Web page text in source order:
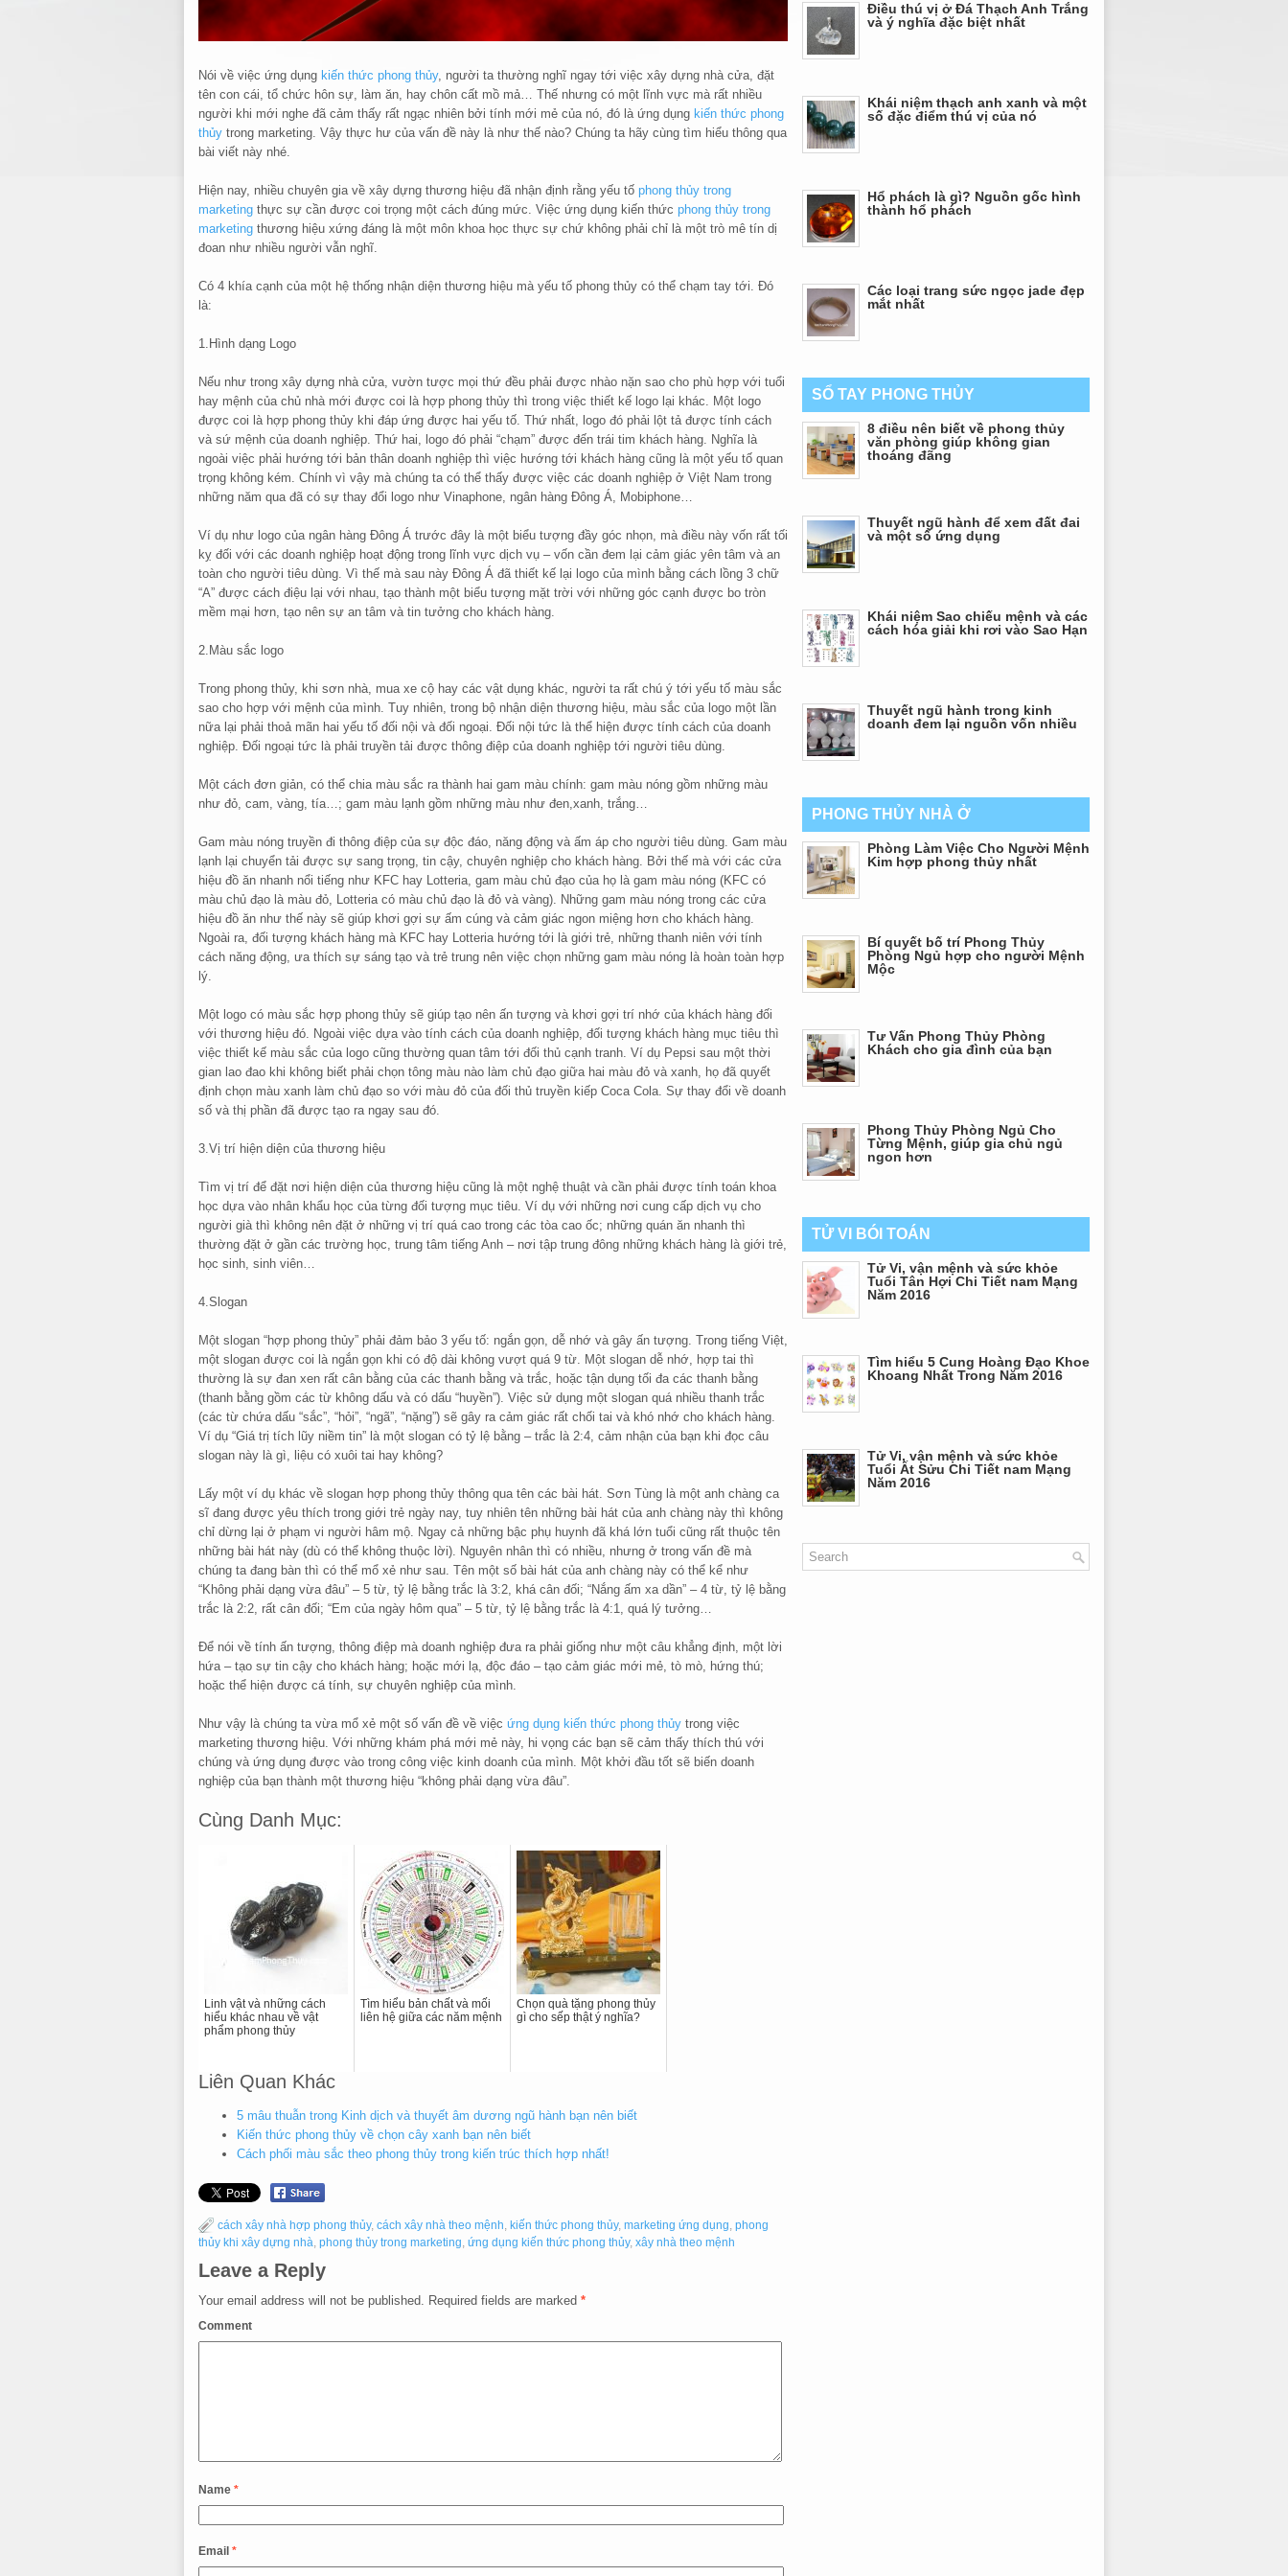
Nói về việc ứng dụng kiến thức phong thủy, người ta thường nghĩ ngay tới việc xây dựng nhà cửa, đặt
tên con cái, tổ chức hôn sự, làm ăn, hay chôn cất mồ mả… Thế nhưng có một lĩnh vực mà rất nhiều
người khi mới nghe đã cảm thấy rất ngạc nhiên bởi tính mới mẻ của nó, đó là ứng dụng kiến thức phong
thủy trong marketing. Vậy thực hư của vấn đề này là như thế nào? Chúng ta hãy cùng tìm hiểu thông qua
bài viết này nhé.
Hiện nay, nhiều chuyên gia về xây dựng thương hiệu đã nhận định rằng yếu tố phong thủy trong
marketing thực sự cần được coi trọng một cách đúng mức. Việc ứng dụng kiến thức phong thủy trong
marketing thương hiệu xứng đáng là một môn khoa học thực sự chứ không phải chỉ là một trò mê tín dị
đoan như nhiều người vẫn nghĩ.
Có 4 khía cạnh của một hệ thống nhận diện thương hiệu mà yếu tố phong thủy có thể chạm tay tới. Đó
là:
1.Hình dạng Logo
Nếu như trong xây dựng nhà cửa, vườn tược mọi thứ đều phải được nhào nặn sao cho phù hợp với tuổi
hay mệnh của chủ nhà mới được coi là hợp phong thủy thì trong việc thiết kế logo lại khác. Một logo
được coi là hợp phong thủy khi đáp ứng được hai yếu tố. Thứ nhất, logo đó phải lột tả được tính cách
và sứ mệnh của doanh nghiệp. Thứ hai, logo đó phải “chạm” được đến trái tim khách hàng. Nghĩa là
ngoài việc phải hướng tới bản thân doanh nghiệp thì việc hướng tới khách hàng cũng là một yếu tố quan
trọng không kém. Chính vì vậy mà chúng ta có thể thấy được việc các doanh nghiệp ở Việt Nam trong
những năm qua đã có sự thay đổi logo như Vinaphone, ngân hàng Đông Á, Mobiphone…
Ví dụ như logo của ngân hàng Đông Á trước đây là một biểu tượng đầy góc nhọn, mà điều này vốn rất tối
kỵ đối với các doanh nghiệp hoạt động trong lĩnh vực dịch vụ – vốn cần đem lại cảm giác yên tâm và an
toàn cho người tiêu dùng. Vì thế mà sau này Đông Á đã thiết kế lại logo của mình bằng cách lồng 3 chữ
“A” được cách điệu lại với nhau, tạo thành một biểu tượng mặt trời với những góc cạnh được bo tròn
mềm mại hơn, tạo nên sự an tâm và tin tưởng cho khách hàng.
2.Màu sắc logo
Trong phong thủy, khi sơn nhà, mua xe cộ hay các vật dụng khác, người ta rất chú ý tới yếu tố màu sắc
sao cho hợp với mệnh của mình. Tuy nhiên, trong bộ nhận diện thương hiệu, màu sắc của logo một lần
nữa lại phải thoả mãn hai yếu tố đối nội và đối ngoại. Đối nội tức là thể hiện được tính cách của doanh
nghiệp. Đối ngoại tức là phải truyền tải được thông điệp của doanh nghiệp tới người tiêu dùng.
Một cách đơn giản, có thể chia màu sắc ra thành hai gam màu chính: gam màu nóng gồm những màu
như đỏ, cam, vàng, tía…; gam màu lạnh gồm những màu như đen,xanh, trắng…
Gam màu nóng truyền đi thông điệp của sự độc đáo, năng động và ấm áp cho người tiêu dùng. Gam màu
lạnh lại chuyển tải được sự sang trọng, tin cậy, chuyên nghiệp cho khách hàng. Bởi thế mà với các cửa
hiệu đồ ăn nhanh nổi tiếng như KFC hay Lotteria, gam màu chủ đạo của họ là gam màu nóng (KFC có
màu chủ đạo là màu đỏ, Lotteria có màu chủ đạo là đỏ và vàng). Những gam màu nóng trong các cửa
hiệu đồ ăn như thế này sẽ giúp khơi gợi sự ấm cúng và cảm giác ngon miệng hơn cho khách hàng.
Ngoài ra, đối tượng khách hàng mà KFC hay Lotteria hướng tới là giới trẻ, những thanh niên với tính
cách năng động, ưa thích sự sáng tạo và trẻ trung nên việc chọn những gam màu nóng là hoàn toàn hợp
lý.
Một logo có màu sắc hợp phong thủy sẽ giúp tạo nên ấn tượng và khơi gợi trí nhớ của khách hàng đối
với thương hiệu đó. Ngoài việc dựa vào tính cách của doanh nghiệp, đối tượng khách hàng mục tiêu thì
việc thiết kế màu sắc của logo cũng thường quan tâm tới đối thủ cạnh tranh. Ví dụ Pepsi sau một thời
gian lao đao khi không biết phải chọn tông màu nào làm chủ đạo giữa hai màu đỏ và xanh, họ đã quyết
định chọn màu xanh làm chủ đạo so với màu đỏ của đối thủ truyền kiếp Coca Cola. Sự thay đổi về doanh
số và thị phần đã được tạo ra ngay sau đó.
3.Vị trí hiện diện của thương hiệu
Tìm vị trí để đặt nơi hiện diện của thương hiệu cũng là một nghệ thuật và cần phải được tính toán khoa
học dựa vào nhân khẩu học của từng đối tượng mục tiêu. Ví dụ với những nơi cung cấp dịch vụ cho
người già thì không nên đặt ở những vị trí quá cao trong các tòa cao ốc; những quán ăn nhanh thì
thường đặt ở gần các trường học, trung tâm tiếng Anh – nơi tập trung đông những khách hàng là giới trẻ,
học sinh, sinh viên…
4.Slogan
Một slogan “hợp phong thủy” phải đảm bảo 3 yếu tố: ngắn gọn, dễ nhớ và gây ấn tượng. Trong tiếng Việt,
một slogan được coi là ngắn gọn khi có độ dài không vượt quá 9 từ. Một slogan dễ nhớ, hợp tai thì
thường là sự đan xen rất cân bằng của các thanh bằng và trắc, hoặc tận dụng tối đa các thanh bằng
(thanh bằng gồm các từ không dấu và có dấu “huyền”). Việc sử dụng một slogan quá nhiều thanh trắc
(các từ chứa dấu “sắc”, “hỏi”, “ngã”, “nặng”) sẽ gây ra cảm giác rất chối tai và khó nhớ cho khách hàng.
Ví dụ “Giá trị tích lũy niềm tin” là một slogan có tỷ lệ bằng – trắc là 2:4, cảm nhận của bạn khi đọc câu
slogan này là gì, liệu có xuôi tai hay không?
Lấy một ví dụ khác về slogan hợp phong thủy thông qua tên các bài hát. Sơn Tùng là một anh chàng ca
sĩ đang được yêu thích trong giới trẻ ngày nay, tuy nhiên tên những bài hát của anh chàng này thì không
chỉ dừng lại ở phạm vi người hâm mộ. Ngay cả những bậc phụ huynh đã khá lớn tuổi cũng rất thuộc tên
những bài hát này (dù có thể không thuộc lời). Nguyên nhân thì có nhiều, nhưng ở trong vấn đề mà
chúng ta đang bàn thì có thể mổ xẻ như sau. Tên một số bài hát của anh chàng này có thể kể như
“Không phải dạng vừa đâu” – 5 từ, tỷ lệ bằng trắc là 3:2, khá cân đối; “Nắng ấm xa dần” – 4 từ, tỷ lệ bằng
trắc là 2:2, rất cân đối; “Em của ngày hôm qua” – 5 từ, tỷ lệ bằng trắc là 4:1, quá lý tưởng…
Để nói về tính ấn tượng, thông điệp mà doanh nghiệp đưa ra phải giống như một câu khẳng định, một lời
hứa – tạo sự tin cậy cho khách hàng; hoặc mới lạ, độc đáo – tạo cảm giác mới mẻ, tò mò, hứng thú;
hoặc thể hiện được cá tính, sự chuyên nghiệp của mình.
Như vậy là chúng ta vừa mổ xẻ một số vấn đề về việc ứng dụng kiến thức phong thủy trong việc
marketing thương hiệu. Với những khám phá mới mẻ này, hi vọng các bạn sẽ cảm thấy thích thú với
chúng và ứng dụng được vào trong công việc kinh doanh của mình. Một khởi đầu tốt sẽ biến doanh
nghiệp của bạn thành một thương hiệu “không phải dạng vừa đâu”.
Cùng Danh Mục:
Linh vật và những cách
hiểu khác nhau về vật
phẩm phong thủy
Tìm hiểu bản chất và mối
liên hệ giữa các năm mệnh
Chọn quà tặng phong thủy
gì cho sếp thật ý nghĩa?
Liên Quan Khác
5 mâu thuẫn trong Kinh dịch và thuyết âm dương ngũ hành bạn nên biết
Kiến thức phong thủy về chọn cây xanh bạn nên biết
Cách phối màu sắc theo phong thủy trong kiến trúc thích hợp nhất!
cách xây nhà hợp phong thủy, cách xây nhà theo mệnh, kiến thức phong thủy, marketing ứng dụng, phong
thủy khi xây dựng nhà, phong thủy trong marketing, ứng dụng kiến thức phong thủy, xây nhà theo mệnh
Leave a Reply
Your email address will not be published. Required fields are marked *
Comment
Name *
Email *
Điều thú vị ở Đá Thạch Anh Trắng
và ý nghĩa đặc biệt nhất
Khái niệm thạch anh xanh và một
số đặc điểm thú vị của nó
Hổ phách là gì? Nguồn gốc hình
thành hổ phách
Các loại trang sức ngọc jade đẹp
mắt nhất
SỔ TAY PHONG THỦY
8 điều nên biết về phong thủy
văn phòng giúp không gian
thoáng đãng
Thuyết ngũ hành để xem đất đai
và một số ứng dụng
Khái niệm Sao chiếu mệnh và các
cách hóa giải khi rơi vào Sao Hạn
Thuyết ngũ hành trong kinh
doanh đem lại nguồn vốn nhiều
PHONG THỦY NHÀ Ở
Phòng Làm Việc Cho Người Mệnh
Kim hợp phong thủy nhất
Bí quyết bố trí Phong Thủy
Phòng Ngủ hợp cho người Mệnh
Mộc
Tư Vấn Phong Thủy Phòng
Khách cho gia đình của bạn
Phong Thủy Phòng Ngủ Cho
Từng Mệnh, giúp gia chủ ngủ
ngon hơn
TỬ VI BÓI TOÁN
Tử Vi, vận mệnh và sức khỏe
Tuổi Tân Hợi Chi Tiết nam Mạng
Năm 2016
Tìm hiểu 5 Cung Hoàng Đạo Khoe
Khoang Nhất Trong Năm 2016
Tử Vi, vận mệnh và sức khỏe
Tuổi Ất Sửu Chi Tiết nam Mạng
Năm 2016